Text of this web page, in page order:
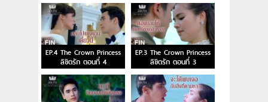
EP.4 The Crown Princess
ลิขิตรัก ตอนที่ 4
EP.3 The Crown Princess
ลิขิตรัก ตอนที่ 3